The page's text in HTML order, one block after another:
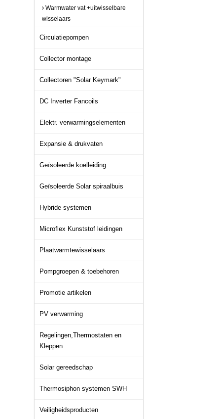
Warmwater vat +uitwisselbare
wisselaars
Circulatiepompen
Collector montage
Collectoren "Solar Keymark"
DC Inverter Fancoils
Elektr. verwarmingselementen
Expansie & drukvaten
Geïsoleerde koelleiding
Geïsoleerde Solar spiraalbuis
Hybride systemen
Microflex Kunststof leidingen
Plaatwarmtewisselaars
Pompgroepen & toebehoren
Promotie artikelen
PV verwarming
Regelingen,Thermostaten en
Kleppen
Solar gereedschap
Thermosiphon systemen SWH
Veiligheidsproducten